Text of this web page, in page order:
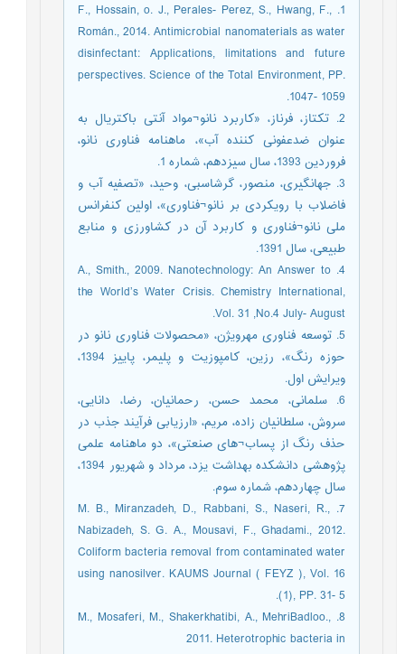
1. F., Hossain, o. J., Perales- Perez, S., Hwang, F.,
Román., 2014. Antimicrobial nanomaterials as water
disinfectant: Applications, limitations and future
perspectives. Science of the Total Environment, PP.
1047- 1059.
2. تکتاز، فرناز، «کاربرد نانو¬مواد آنتی باکتریال به
عنوان ضدعفونی کننده آب»، ماهنامه فناوری نانو،
فروردین 1393، سال سیزدهم، شماره 1.
3. جهانگیری، منصور، گرشاسبی، وحید، «تصفیه آب و
فاضلاب با رویکردی بر نانو¬فناوری»، اولین کنفرانس
ملی نانو¬فناوری و کاربرد آن در کشاورزی و منابع
طبیعی، سال 1391.
4. A., Smith., 2009. Nanotechnology: An Answer to
the World’s Water Crisis. Chemistry International,
Vol. 31 ,No.4 July- August.
5. توسعه فناوری مهرویژن، «محصولات فناوری نانو در
حوزه رنگ»، رزین، کامپوزیت و پلیمر، پاییز 1394،
ویرایش اول.
6. سلمانی، محمد حسن، رحمانیان، رضا، دانایی،
سروش، سلطانیان زاده، مریم، «ارزیابی فرآیند جذب در
حذف رنگ از پساب¬های صنعتی»، دو ماهنامه علمی
پژوهشی دانشکده بهداشت یزد، مرداد و شهریور 1394،
سال چهاردهم، شماره سوم.
7. M. B., Miranzadeh, D., Rabbani, S., Naseri, R.,
Nabizadeh, S. G. A., Mousavi, F., Ghadami., 2012.
Coliform bacteria removal from contaminated water
using nanosilver. KAUMS Journal ( FEYZ ), Vol. 16
(1), PP. 31- 5.
8. M., Mosaferi, M., Shakerkhatibi, A., MehriBadloo.,
2011. Heterotrophic bacteria in